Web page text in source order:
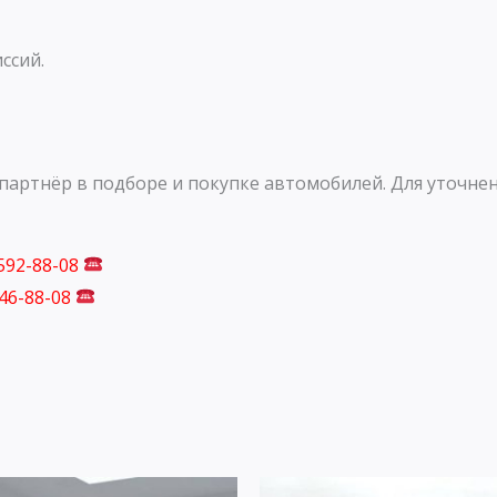
в подборе и покупке автомобилей. Для
88-08
88-08